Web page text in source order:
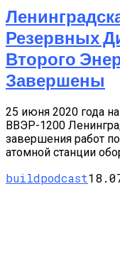
Резервных
Второго
Завершены
25 июня 2020 года
ВВЭР-1200
завершения работ
атомной станции
buildpodcast